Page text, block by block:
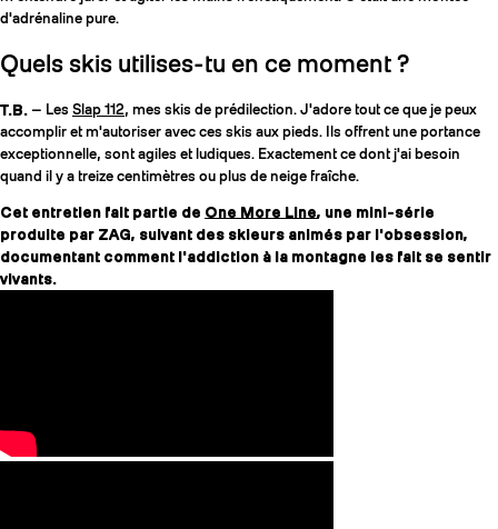
d'adrénaline pure.
Quels skis utilises-tu en ce moment ?
T.B. — Les Slap 112, mes skis de prédilection. J'adore tout ce que je peux
accomplir et m'autoriser avec ces skis aux pieds. Ils offrent une portance
exceptionnelle, sont agiles et ludiques. Exactement ce dont j'ai besoin
quand il y a treize centimètres ou plus de neige fraîche.
Cet entretien fait partie de One More Line, une mini-série
produite par ZAG, suivant des skieurs animés par l'obsession,
documentant comment l'addiction à la montagne les fait se sentir
vivants.